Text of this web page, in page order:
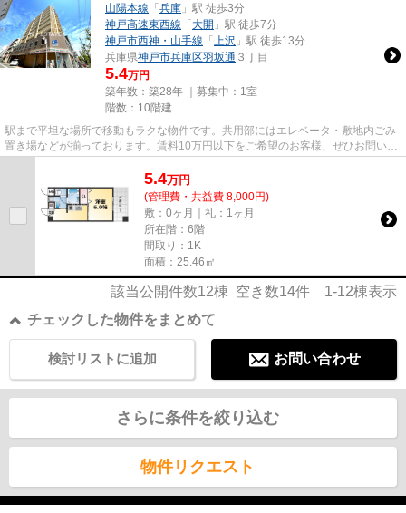
山陽本線 「 兵庫 」駅 徒歩3分
神戸高速東西線 「 大開 」駅 徒歩7分
神戸市西神・山手線 「 上沢 」駅 徒歩13分
兵庫県神戸市兵庫区羽坂通 ３丁目
5.4万円
築年数：築28年 ｜募集中： 1室
階数：10階建
駅まで平坦な場所で移動もラクな物件です。共用部にはエレベータ・敷地内ごみ
置き場などが揃っております。賃料10万円以下をご希望のお客様、ぜひお問い合
5.4万円
(管理費・共益費 8,000円)
敷：0ヶ月｜礼：1ヶ月
所在階：6階
間取り：1K
面積：25.46㎡
該当公開件数12棟 空き数14件 1-12棟表示
チェックした物件をまとめて
お問い合わせ
検討リストに追加
さらに条件を絞り込む
物件リクエスト